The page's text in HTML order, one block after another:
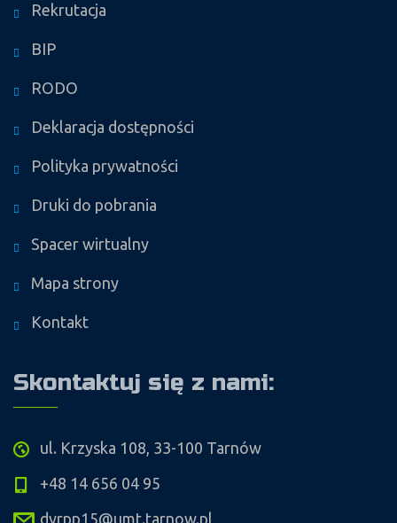
Rekrutacja
BIP
RODO
Deklaracja dostępności
Polityka prywatności
Druki do pobrania
Spacer wirtualny
Mapa strony
Kontakt
Skontaktuj się z nami:
ul. Krzyska 108, 33-100 Tarnów
+48 14 656 04 95
dyrpp15@umt.tarnow.pl